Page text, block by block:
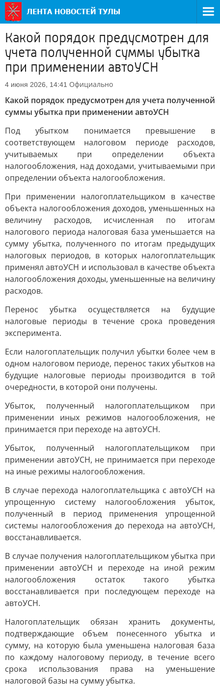
Какой порядок предусмотрен для
учета полученной суммы убытка
при применении автоУСН
4 июня 2026, 14:41 Официально
Какой порядок предусмотрен для учета полученной
суммы убытка при применении автоУСН
Под убытком понимается превышение в
соответствующем налоговом периоде расходов,
учитываемых при определении объекта
налогообложения, над доходами, учитываемыми при
определении объекта налогообложения.
При применении налогоплательщиком в качестве
объекта налогообложения доходов, уменьшенных на
величину расходов, исчисленная по итогам
налогового периода налоговая база уменьшается на
сумму убытка, полученного по итогам предыдущих
налоговых периодов, в которых налогоплательщик
применял автоУСН и использовал в качестве объекта
налогообложения доходы, уменьшенные на величину
расходов.
Перенос убытка осуществляется на будущие
налоговые периоды в течение срока проведения
эксперимента.
Если налогоплательщик получил убытки более чем в
одном налоговом периоде, перенос таких убытков на
будущие налоговые периоды производится в той
очередности, в которой они получены.
Убыток, полученный налогоплательщиком при
применении иных режимов налогообложения, не
принимается при переходе на автоУСН.
Убыток, полученный налогоплательщиком при
применении автоУСН, не принимается при переходе
на иные режимы налогообложения.
В случае перехода налогоплательщика с автоУСН на
упрощенную систему налогообложения убыток,
полученный в период применения упрощенной
системы налогообложения до перехода на автоУСН,
восстанавливается.
В случае получения налогоплательщиком убытка при
применении автоУСН и переходе на иной режим
налогообложения остаток такого убытка
восстанавливается при последующем переходе на
автоУСН.
Налогоплательщик обязан хранить документы,
подтверждающие объем понесенного убытка и
сумму, на которую была уменьшена налоговая база
по каждому налоговому периоду, в течение всего
срока использования права на уменьшение
налоговой базы на сумму убытка.